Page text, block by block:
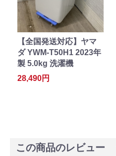
【全国発送対応】ヤマ
ダ YWM-T50H1 2023年
製 5.0kg 洗濯機
28,490円
この商品のレビュー